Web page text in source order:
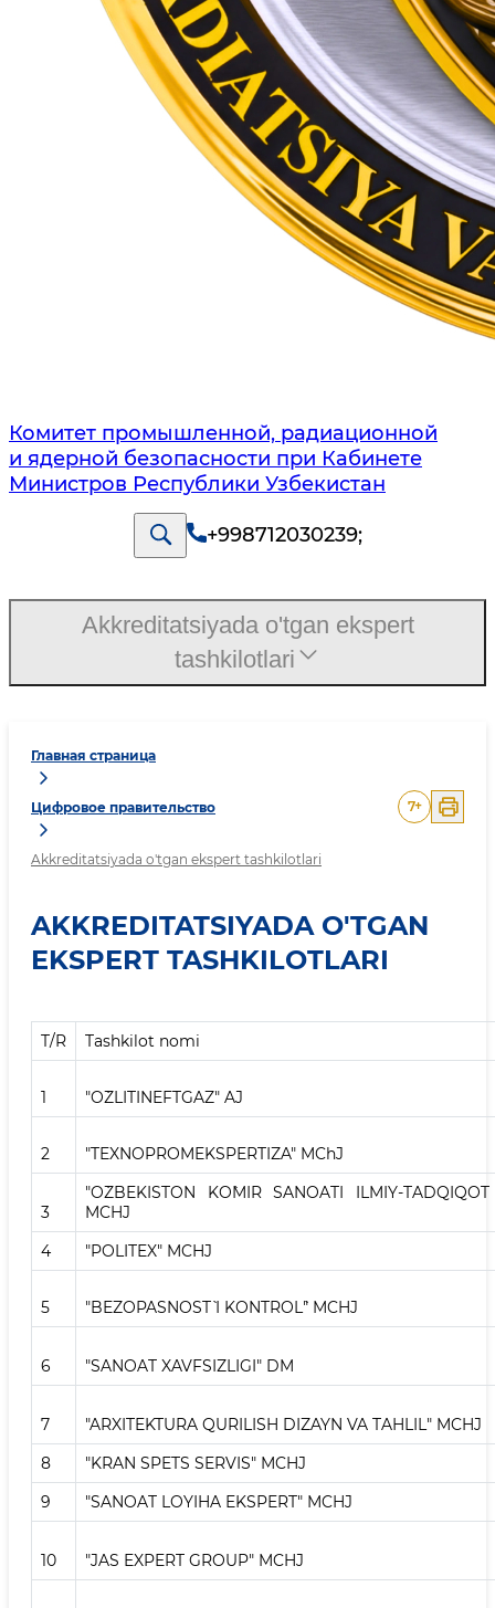
Комитет промышленной, радиационной
и ядерной безопасности при Кабинете
Министров Республики Узбекистан
+998712030239;
Главная страница
Цифровое правительство
Akkreditatsiyada o'tgan ekspert tashkilotlari
7+
AKKREDITATSIYADA O'TGAN
EKSPERT TASHKILOTLARI
T/R Tashkilot nomi
1 "O`ZLITINEFTGAZ" AJ
2 "TEXNOPROMEKSPERTIZA" MChJ
3
"O`ZBEKISTON KO`MIR SANOATI ILMIY-
MCHJ
4
"POLITEX" MCHJ
5 "BEZOPASNOST` I KONTROL`" MCHJ
6 "SANOAT XAVFSIZLIGI" DM
7
"ARXITEKTURA QURILISH DIZAYN VA TAHLIL" MCHJ
8
"KRAN SPETS SERVIS" MCHJ
9
"SANOAT LOYIHA EKSPERT" MCHJ
10 "JAS EXPERT GROUP" MCHJ
Akkreditatsiyada o'tgan ekspert
tashkilotlari